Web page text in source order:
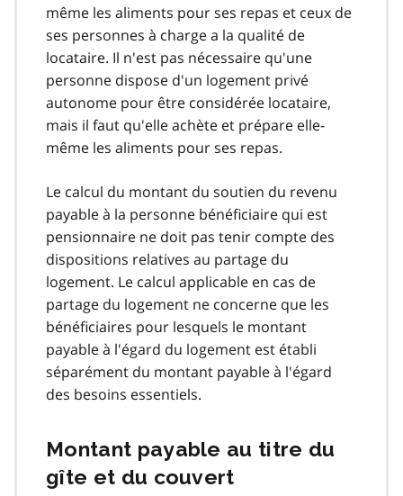
même les aliments pour ses repas et ceux de
ses personnes à charge a la qualité de
locataire. Il n'est pas nécessaire qu'une
personne dispose d'un logement privé
autonome pour être considérée locataire,
mais il faut qu'elle achète et prépare elle-
même les aliments pour ses repas.
Le calcul du montant du soutien du revenu
payable à la personne bénéficiaire qui est
pensionnaire ne doit pas tenir compte des
dispositions relatives au partage du
logement. Le calcul applicable en cas de
partage du logement ne concerne que les
bénéficiaires pour lesquels le montant
payable à l'égard du logement est établi
séparément du montant payable à l'égard
des besoins essentiels.
Montant payable au titre du
gîte et du couvert